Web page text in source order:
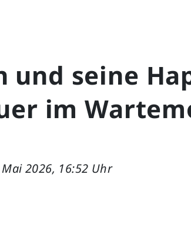
und seine
im
2026, 16:52 Uhr